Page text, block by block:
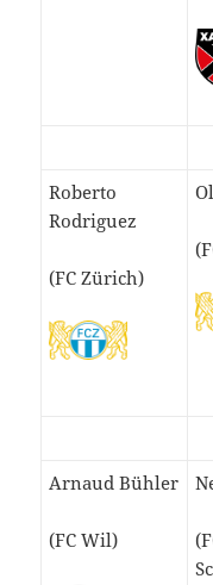
Roberto
Rodriguez
(FC Zürich)
Arnaud Bühler
(FC Wil)